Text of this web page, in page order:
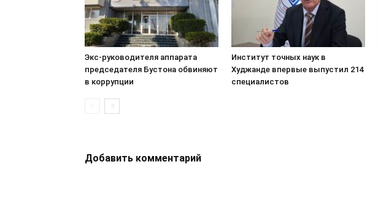
Экс-руководителя аппарата
председателя Бустона обвиняют
в коррупции
Институт точных наук в
Худжанде впервые выпустил 214
специалистов
Добавить комментарий